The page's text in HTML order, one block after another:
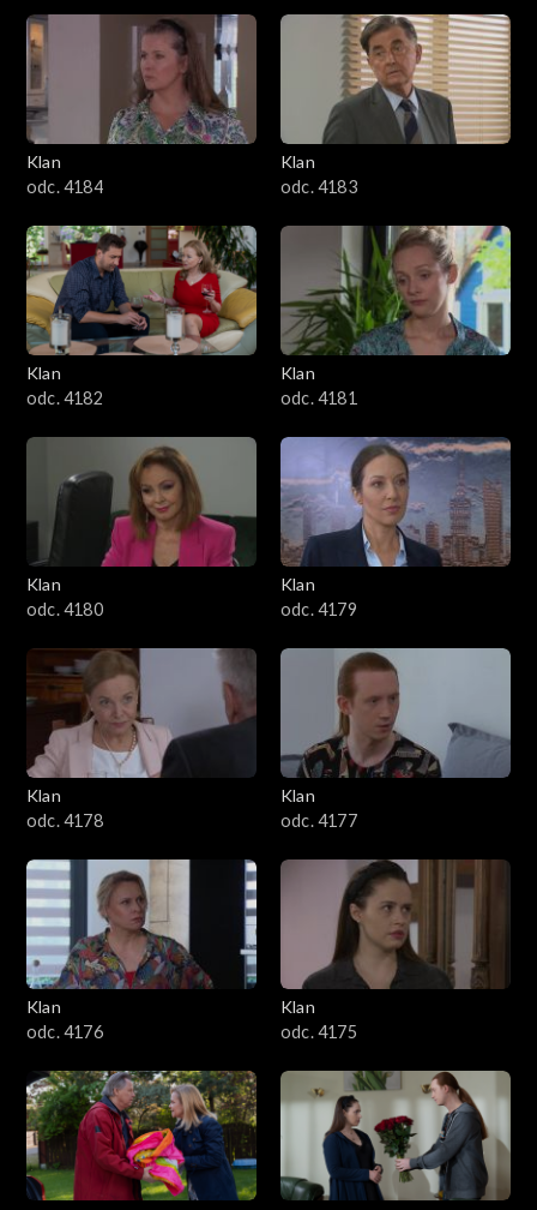
1801–1900
1701–1800
1601–1700
1501–1600
1401–1500
1301–1400
1201–1300
1101–1200
1001–1100
901–1000
801–900
701–800
601–700
501–600
401–500
301–400
201–300
101–200
1–100
Klan
odc. 4184
Klan
odc. 4183
Klan
odc. 4182
Klan
odc. 4181
Klan
odc. 4180
Klan
odc. 4179
Klan
odc. 4178
Klan
odc. 4177
Klan
odc. 4176
Klan
odc. 4175